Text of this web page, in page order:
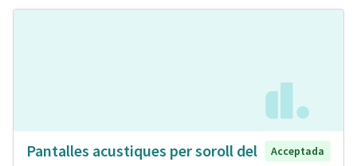
Pantalles acustiques per soroll del
Acceptada